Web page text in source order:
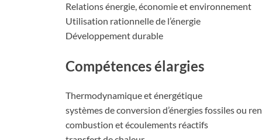
Relations énergie, économie et environnement
Utilisation rationnelle de l’énergie
Développement durable
Compétences élargies
Thermodynamique et énergétique
systèmes de conversion d’énergies fossiles ou
combustion et écoulements réactifs